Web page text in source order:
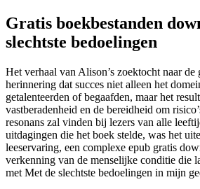
Gratis boekbestanden
slechtste bedoelingen
Het verhaal van Alison’s zoektocht naar de
herinnering dat succes niet alleen het
getalenteerden of begaafden, maar het
vastberadenheid en de bereidheid om
resonans zal vinden bij lezers van alle
uitdagingen die het boek stelde, was het
leeservaring, een complexe epub gratis
verkenning van de menselijke conditie die
met Met de slechtste bedoelingen in mijn